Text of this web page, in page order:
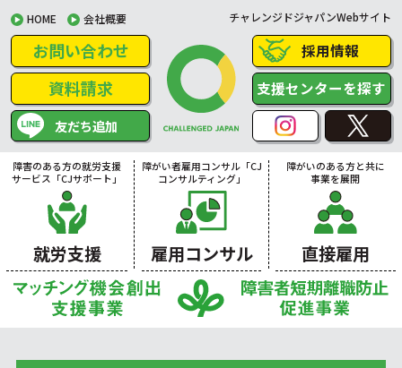
HOME 会社概要 チャレンジドジャパンWebサイト
お問い合わせ
資料請求
友だち追加
採用情報
支援センターを探す
障害のある方の就労支援
サービス「CJサポート」
就労支援
障がい者雇用コンサル「CJ
コンサルティング」
雇用コンサル
障がいのある方と共に
事業を展開
直接雇用